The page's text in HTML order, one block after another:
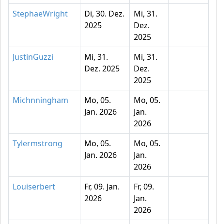
StephaeWright
Di, 30. Dez.
2025
Mi, 31.
Dez.
2025
JustinGuzzi
Mi, 31.
Dez. 2025
Mi, 31.
Dez.
2025
Michnningham
Mo, 05.
Jan. 2026
Mo, 05.
Jan.
2026
Tylermstrong
Mo, 05.
Jan. 2026
Mo, 05.
Jan.
2026
Louiserbert
Fr, 09. Jan.
2026
Fr, 09.
Jan.
2026